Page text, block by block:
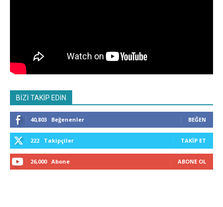
BİZİ TAKİP EDİN
40,803 Beğenenler BEĞEN
222 Takipçiler TAKIP ET
26,000 Abone ABONE OL